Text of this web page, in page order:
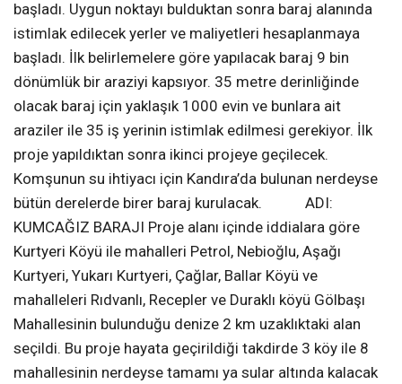
Kandıra ilçesine gelerek incelemelere başladı.
İncelemeler devam ederken, kendi kaynaklarından bilgi
edinen vatandaşlar, ilçede 9 bin metre kare bir alanda
35 metre derinliğinde bir baraj yapılacağını, ayrıca bu
barajı yapmak için yaklaşık 1000 ev ile 35 iş yerininde
istimlak edileceğini öğrenince, duruma tepki gösterdi
BİN EV 35 İŞ YERİ İSTİMLAK EDİLECEK Edinilen
bilgilere göre; İstanbul’un su sorununu çözmek için
çözüm arayan İSKİ, bir proje hazırladı. Projeyi kendi
adına yapması için DSİ’ye verdi. Proje için uygun yer
arayan DSİ yetkilileri incelemelerini Kandıra’da yapmaya
başladı. Uygun noktayı bulduktan sonra baraj alanında
istimlak edilecek yerler ve maliyetleri hesaplanmaya
başladı. İlk belirlemelere göre yapılacak baraj 9 bin
dönümlük bir araziyi kapsıyor. 35 metre derinliğinde
olacak baraj için yaklaşık 1000 evin ve bunlara ait